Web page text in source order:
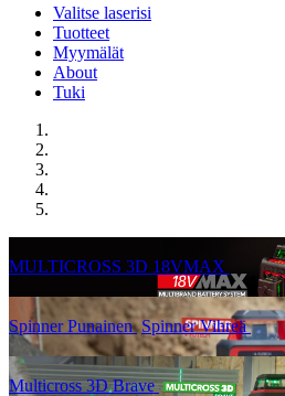
Valitse laserisi
Tuotteet
Myymälät
About
Tuki
MULTICROSS 3D 18VMAX
Spinner Punainen Spinner Vihreä
Multicross 3D Brave